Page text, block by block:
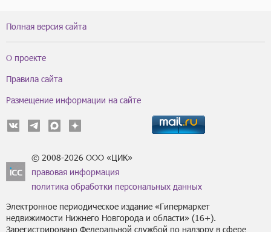
Полная версия сайта
О проекте
Правила сайта
Размещение информации на сайте
© 2008-2026 ООО «ЦИК»
правовая информация
политика обработки персональных данных
Электронное периодическое издание «Гипермаркет
недвижимости Нижнего Новгорода и области» (16+).
Зарегистрировано Федеральной службой по надзору в сфере